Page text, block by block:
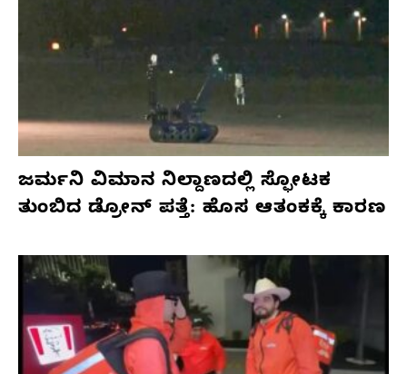
ಜರ್ಮನಿ ವಿಮಾನ ನಿಲ್ದಾಣದಲ್ಲಿ ಸ್ಫೋಟಕ
ತುಂಬಿದ ಡ್ರೋನ್ ಪತ್ತೆ: ಹೊಸ ಆತಂಕಕ್ಕೆ ಕಾರಣ